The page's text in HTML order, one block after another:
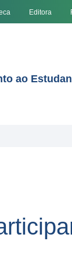
Editora
ao